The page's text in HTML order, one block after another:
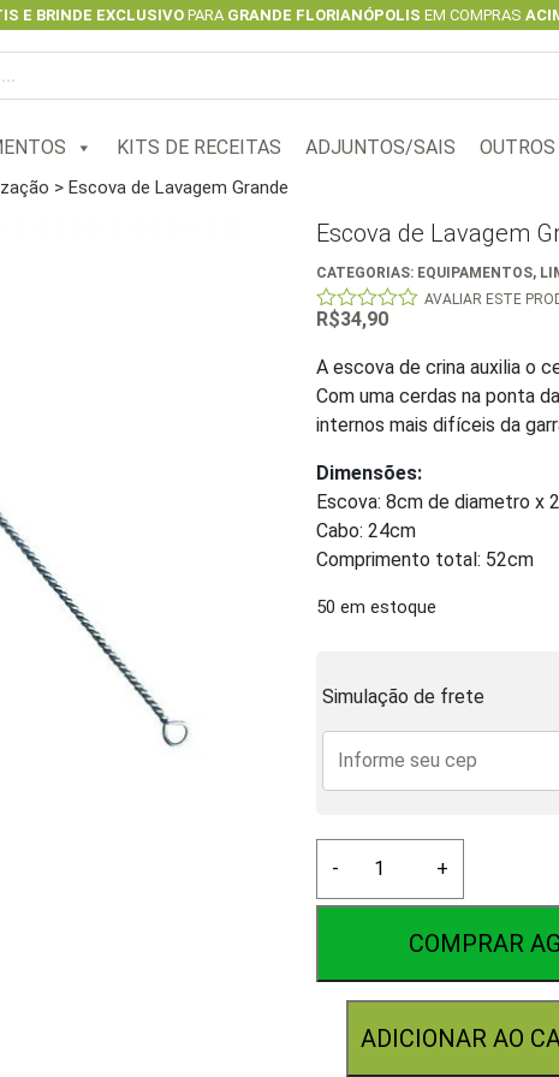
E BRINDE EXCLUSIVOPARA GRANDE FLORIANÓPOLIS EM COMPRAS
KITS DE RECEITAS ADJUNTOS/SAIS OUTROS
> Escova de Lavagem Grande
Escova de Lavagem
CATEGORIAS: EQUIPAMENTOS,
0
of
5
AVALIAR ESTE
R$34,90
A escova de crina auxilia o
Com uma cerdas na ponta
internos mais difíceis da
Dimensões:
Escova: 8cm de diametro x
Cabo: 24cm
Comprimento total: 52cm
50 em estoque
Simulação de frete
-
Lavagem
Grande
+
COMPRAR
ADICIONAR AO